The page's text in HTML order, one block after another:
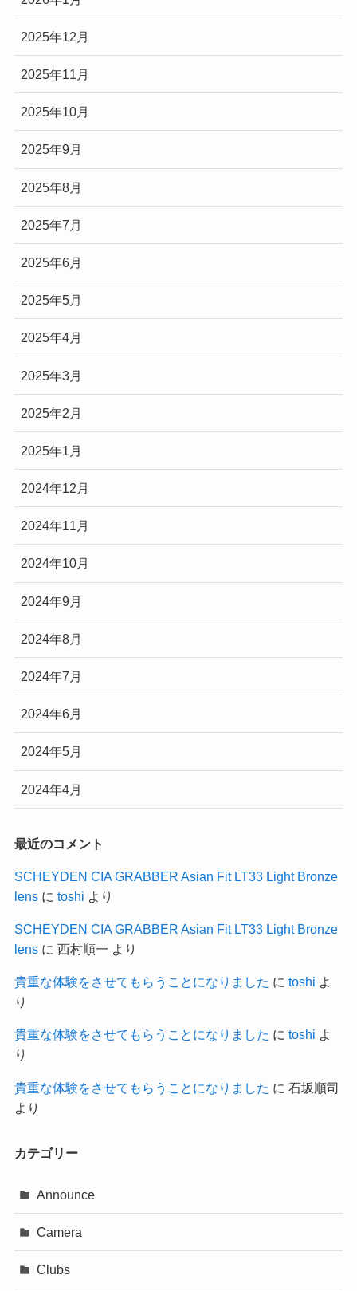
2025年12月
2025年11月
2025年10月
2025年9月
2025年8月
2025年7月
2025年6月
2025年5月
2025年4月
2025年3月
2025年2月
2025年1月
2024年12月
2024年11月
2024年10月
2024年9月
2024年8月
2024年7月
2024年6月
2024年5月
2024年4月
最近のコメント
SCHEYDEN CIA GRABBER Asian Fit LT33 Light Bronze
lensに toshi より
SCHEYDEN CIA GRABBER Asian Fit LT33 Light Bronze
lensに 西村順一 より
貴重な体験をさせてもらうことになりました に toshi よ
り
貴重な体験をさせてもらうことになりました に toshi よ
り
貴重な体験をさせてもらうことになりました に 石坂順司
より
カテゴリー
Announce
Camera
Clubs